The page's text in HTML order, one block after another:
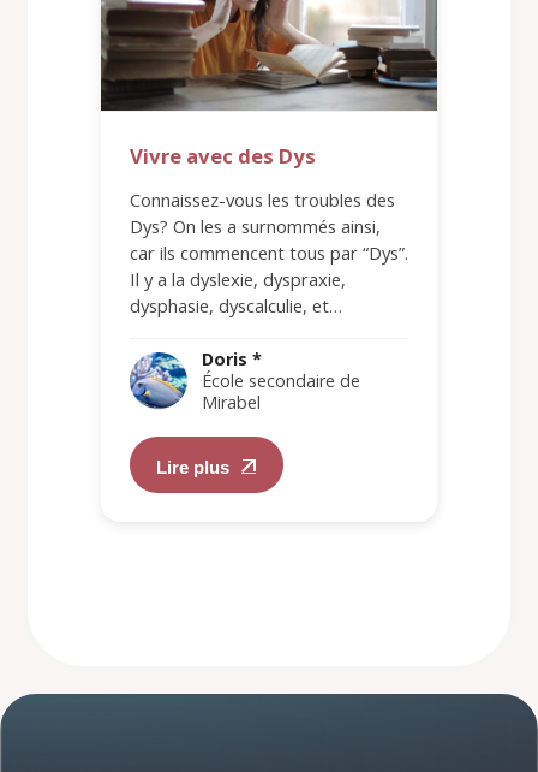
Vivre avec des Dys
Connaissez-vous les troubles des
Dys? On les a surnommés ainsi,
car ils commencent tous par “Dys”.
Il y a la dyslexie, dyspraxie,
dysphasie, dyscalculie, et…
Doris *
École secondaire de
Mirabel
Lire plus